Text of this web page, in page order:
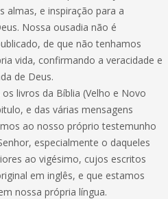
almas, e inspiração para a
Nossa ousadia não é
de que não tenhamos
vida, confirmando a veracidade e
de Deus.
livros da Bíblia (Velho e Novo
e das várias mensagens
ao nosso próprio testemunho
especialmente o daqueles
ao vigésimo, cujos escritos
em inglês, e que estamos
nossa própria língua.